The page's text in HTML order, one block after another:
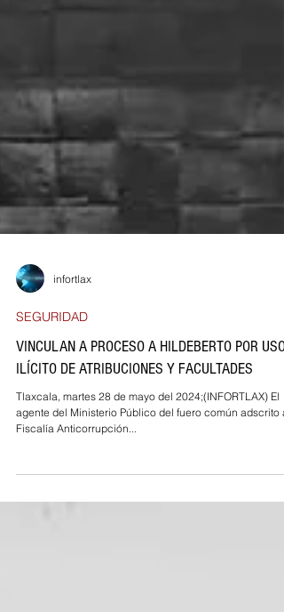
SEGURIDAD
VINCULAN A PROCESO A HILDEBERTO POR USO
ILÍCITO DE ATRIBUCIONES Y FACULTADES
Tlaxcala, martes 28 de mayo del 2024;(INFORTLAX) El
agente del Ministerio Público del fuero común adscrito